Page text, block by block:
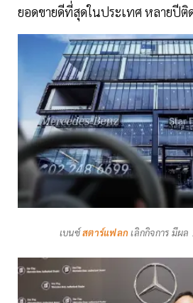
ยอดขายดีที่สุดในประเทศ หลายปีติ
เบนซ์สตาร์แฟลกเลิกกิจการ มีผล